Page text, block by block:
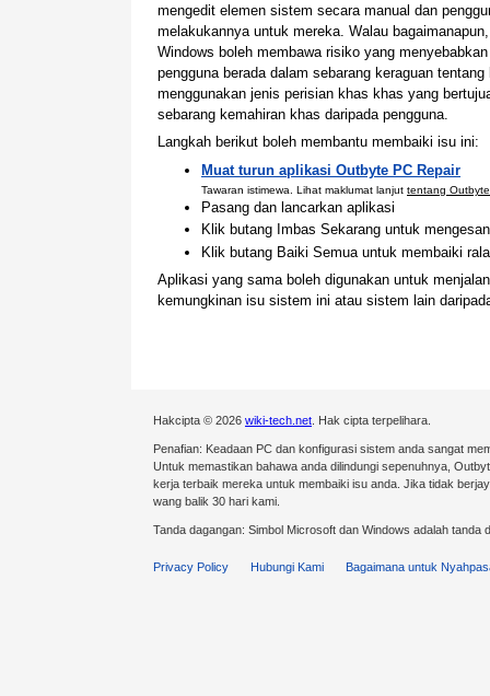
mengedit elemen sistem secara manual dan
melakukannya untuk mereka. Walau
Windows boleh membawa risiko yang
pengguna berada dalam sebarang keraguan
menggunakan jenis perisian khas khas yang
sebarang kemahiran khas daripada pengguna.
Langkah berikut boleh membantu membaiki isu ini:
Muat turun aplikasi Outbyte PC Repair
Tawaran istimewa. Lihat maklumat lanjut tentang Outbyte
Pasang dan lancarkan aplikasi
Klik butang Imbas Sekarang untuk
Klik butang Baiki Semua untuk membaiki
Aplikasi yang sama boleh digunakan untuk
kemungkinan isu sistem ini atau sistem lain
Hakcipta © 2026 wiki-tech.net . Hak cipta terpelihara.
Penafian: Keadaan PC dan konfigurasi sistem anda sangat
Untuk memastikan bahawa anda dilindungi sepenuhnya,
kerja terbaik mereka untuk membaiki isu anda. Jika tidak
wang balik 30 hari kami.
Tanda dagangan: Simbol Microsoft dan Windows adalah
Privacy Policy Hubungi Kami Bagaimana untuk